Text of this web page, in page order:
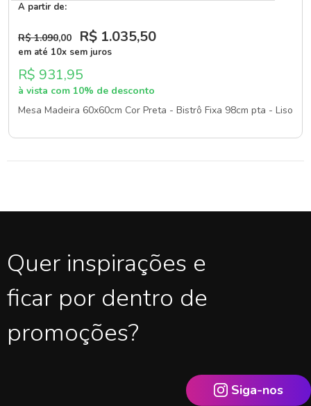
A partir de:
R$ 1.090,00 R$ 1.035,50
em até 10x sem juros
R$ 931,95
à vista com 10% de desconto
Mesa Madeira 60x60cm Cor Preta - Bistrô Fixa 98cm pta - Liso
Quer inspirações e
ficar por dentro de
promoções?
Siga-nos